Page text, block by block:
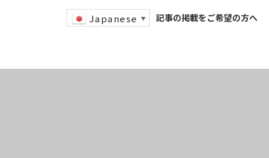
Japanese ▼ 記事の掲載をご希望の方へ